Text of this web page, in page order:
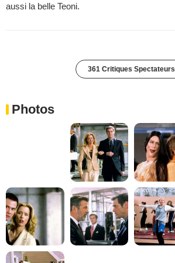
aussi la belle Teoni.
361 Critiques Spectateurs
Photos